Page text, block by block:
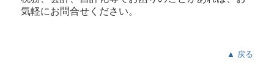
気軽にお問合せください。
▲ 戻る